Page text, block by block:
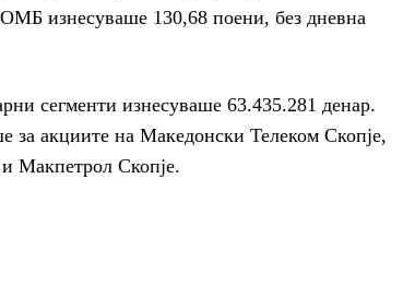
изнесуваше 130,68 поени, без дневна
сегменти изнесуваше 63.435.281 денар.
за акциите на Македонски Телеком Скопје,
Макпетрол Скопје.